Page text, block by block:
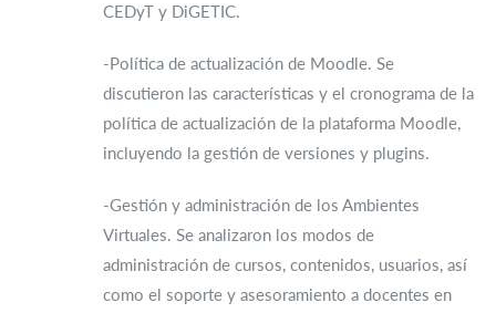
CEDyT y DiGETIC.
-Política de actualización de Moodle. Se
discutieron las características y el cronograma de la
política de actualización de la plataforma Moodle,
incluyendo la gestión de versiones y plugins.
-Gestión y administración de los Ambientes
Virtuales. Se analizaron los modos de
administración de cursos, contenidos, usuarios, así
como el soporte y asesoramiento a docentes en